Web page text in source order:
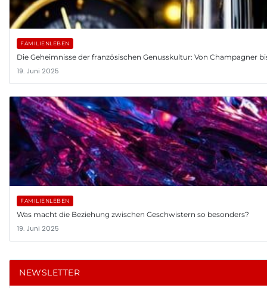
FAMILIENLEBEN
Die Geheimnisse der französischen Genusskultur: Von Champagner
19. Juni 2025
FAMILIENLEBEN
Was macht die Beziehung zwischen Geschwistern so besonders?
19. Juni 2025
NEWSLETTER